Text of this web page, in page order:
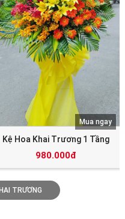
Kệ Hoa Khai Trương 1 Tầng
980.000đ
Mua ngay
TRƯƠNG